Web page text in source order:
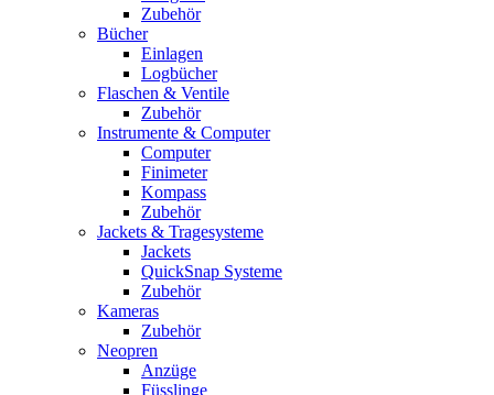
Zubehör
Bücher
Einlagen
Logbücher
Flaschen & Ventile
Zubehör
Instrumente & Computer
Computer
Finimeter
Kompass
Zubehör
Jackets & Tragesysteme
Jackets
QuickSnap Systeme
Zubehör
Kameras
Zubehör
Neopren
Anzüge
Füsslinge